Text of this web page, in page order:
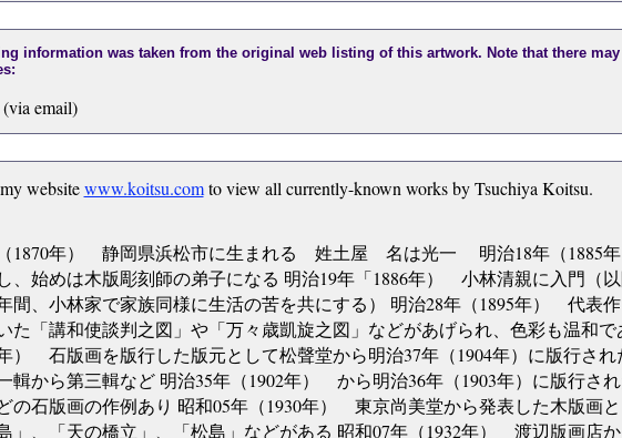
information was taken from the original web listing of this artwork. Note that there may
email)
websitewww.koitsu.comto view all currently-known works by Tsuchiya Koitsu.
1870年） 静岡県浜松市に生まれる 姓土屋 名は光一 明治18年（1885
、始めは木版彫刻師の弟子になる 明治19年「1886年） 小林清親に入門（
間、小林家で家族同様に生活の苦を共にする） 明治28年（1895年） 代表
た「講和使談判之図」や「万々歳凱旋之図」などがあげられ、色彩も温和で
） 石版画を版行した版元として松聲堂から明治37年（1904年）に版行され
輯から第三輯など 明治35年（1902年） から明治36年（1903年）に版行さ
の石版画の作例あり 昭和05年（1930年） 東京尚美堂から発表した木版画
」、「天の橋立」、「松島」などがある 昭和07年（1932年） 渡辺版画店